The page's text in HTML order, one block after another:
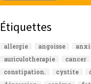
Étiquettes
allergie angoisse
auriculotherapie
cancer
constipation.
cystite